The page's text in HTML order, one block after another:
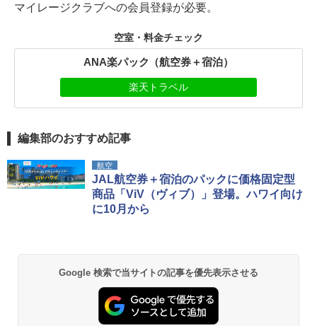
マイレージクラブへの会員登録が必要。
空室・料金チェック
ANA楽パック（航空券＋宿泊）
楽天トラベル
編集部のおすすめ記事
航空
JAL航空券＋宿泊のパックに価格固定型
商品「ViV（ヴィブ）」登場。ハワイ向け
に10月から
Google 検索で当サイトの記事を優先表示させる